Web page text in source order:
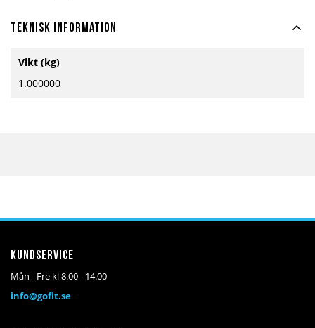
Teknisk information
information
Vikt (kg)
1.000000
Kundservice
Mån - Fre kl 8.00 - 14.00
info@gofit.se